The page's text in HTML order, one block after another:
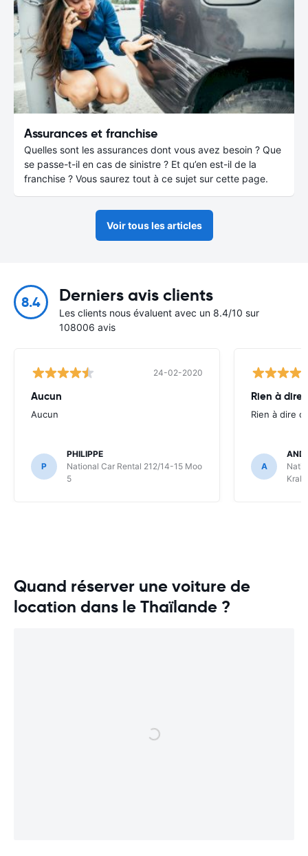
Assurances et franchise
Quelles sont les assurances dont vous avez besoin ? Que
se passe-t-il en cas de sinistre ? Et qu’en est-il de la
franchise ? Vous saurez tout à ce sujet sur cette page.
Voir tous les articles
8.4 Derniers avis clients
Les clients nous évaluent avec un 8.4/10 sur
108006 avis
24-02-2020
Aucun
Aucun
P
PHILIPPE
National Car Rental 212/14-15 Moo
5
Rien à dire
Rien à dire
A
Krabi
Quand réserver une voiture de
location dans le Thaïlande ?